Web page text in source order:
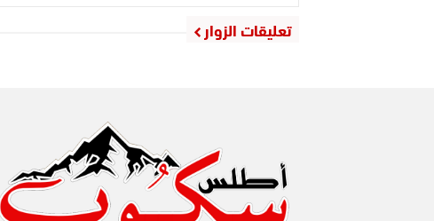
تعليقات الزوار